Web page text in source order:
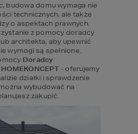
budowa domu wymaga nie
technicznych, ale także
o aspektach prawnych.
z pomocy doradcy
architekta, aby upewnić
wymogi są spełnione.
Doradcy
- oferujemy
działki i sprawdzenie
wybudować na
zakupić.